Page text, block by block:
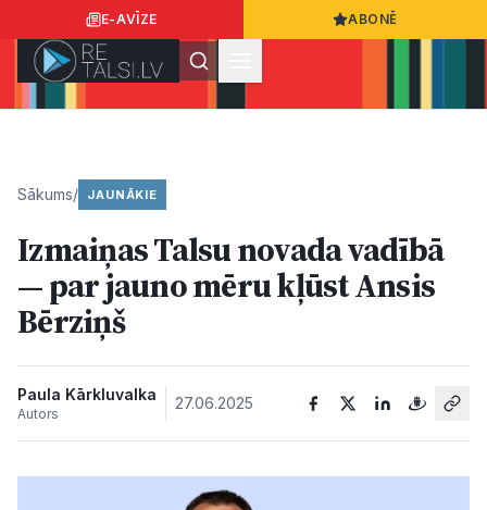
E-AVĪZE ABONĒ
Ziņas
Dzīvesstils
Sākums/ JAUNĀKIE
Izmaiņas Talsu novada vadībā
— par jauno mēru kļūst Ansis
Bērziņš
Paula Kārkluvalka
Autors
27.06.2025